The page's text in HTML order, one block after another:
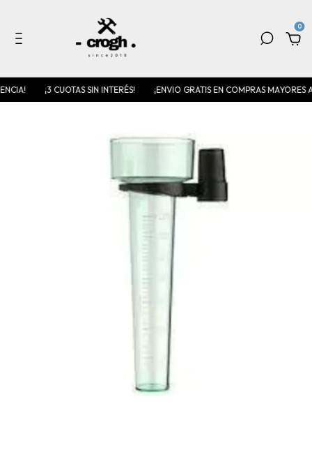
0
¡3 CUOTAS SIN INTERÉS! ¡ENVIO GRATIS EN COMPRAS MAYORES A